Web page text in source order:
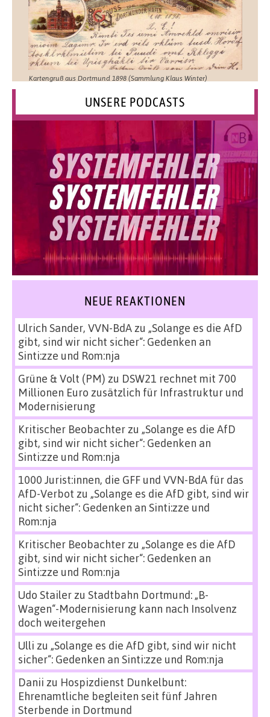
Kartengruß aus Dortmund 1898 (Sammlung Klaus Winter)
UNSERE PODCASTS
NEUE REAKTIONEN
Ulrich Sander, VVN-BdAzu „Solange es die AfD
gibt, sind wir nicht sicher“: Gedenken an
Sinti:zze und Rom:nja
Grüne & Volt (PM) zu DSW21 rechnet mit 700
Millionen Euro zusätzlich für Infrastruktur und
Modernisierung
Kritischer Beobachterzu „Solange es die AfD
gibt, sind wir nicht sicher“: Gedenken an
Sinti:zze und Rom:nja
1000 Jurist:innen, die GFF und VVN-BdA für das
AfD-Verbot zu „Solange es die AfD gibt, sind wir
nicht sicher“: Gedenken an Sinti:zze und
Rom:nja
Kritischer Beobachterzu „Solange es die AfD
gibt, sind wir nicht sicher“: Gedenken an
Sinti:zze und Rom:nja
Udo Stailerzu Stadtbahn Dortmund: „B-
Wagen“-Modernisierung kann nach Insolvenz
doch weitergehen
Ulli zu „Solange es die AfD gibt, sind wir nicht
sicher“: Gedenken an Sinti:zze und Rom:nja
Danii zu Hospizdienst Dunkelbunt:
Ehrenamtliche begleiten seit fünf Jahren
Sterbende in Dortmund